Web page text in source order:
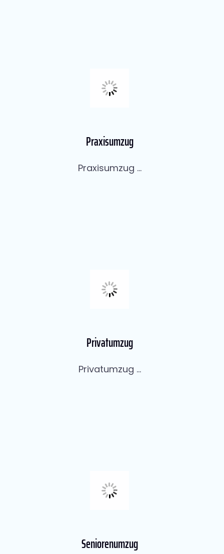
Praxisumzug
Praxisumzug ...
Privatumzug
Privatumzug ...
Seniorenumzug